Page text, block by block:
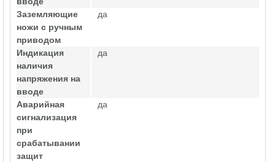
Заземляющие
ножи с ручным
приводом
да
Индикация
наличия
напряжения на
вводе
да
Аварийная
сигнализация
при
срабатывании
защит
да